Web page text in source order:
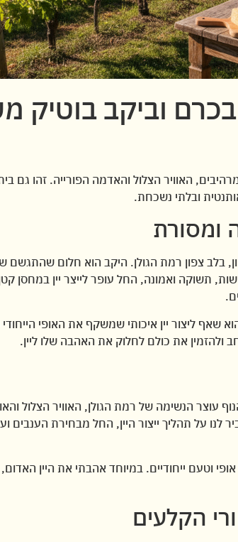
בכרם וביקב
האוויר הצלול והאדמה הפורייה. זהו
ובלתי נשכחת.
ומסורת
בלב צפון רמת הגולן. היקב הוא חלום
תשוקה ואמונה, החל עופר לייצר יין במחסן
שאף ליצור יין איכותי שמשקף את האופי
את כולם לחלוק את האהבה שלו ליין.
עוצר הנשימה של רמת הגולן, האוויר הצלול
לנו על תהליך ייצור היין, החל מבחירת
וטעם ייחודיים. במיוחד אהבתי את היין
הקלעים